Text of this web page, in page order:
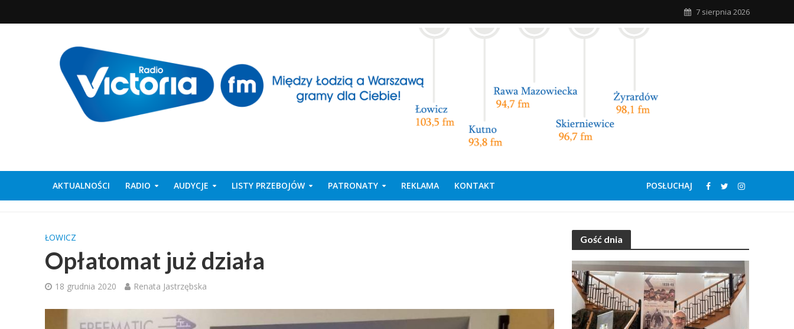
7 sierpnia 2026
AKTUALNOŚCI RADIO AUDYCJE LISTY PRZEBOJÓW PATRONATY REKLAMA KONTAKT POSŁUCHAJ
ŁOWICZ
Opłatomat już działa
18 grudnia 2020 Renata Jastrzębska
Gość dnia